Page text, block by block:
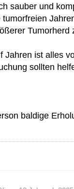
sauber und
Tumorherd
Jahren ist alles
sollten
baldige